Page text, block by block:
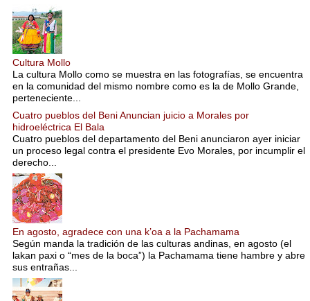
Cultura Mollo
La cultura Mollo como se muestra en las fotografías, se encuentra
en la comunidad del mismo nombre como es la de Mollo Grande,
perteneciente...
Cuatro pueblos del Beni Anuncian juicio a Morales por
hidroeléctrica El Bala
Cuatro pueblos del departamento del Beni anunciaron ayer iniciar
un proceso legal contra el presidente Evo Morales, por incumplir el
derecho...
En agosto, agradece con una k’oa a la Pachamama
Según manda la tradición de las culturas andinas, en agosto (el
lakan paxi o “mes de la boca”) la Pachamama tiene hambre y abre
sus entrañas...